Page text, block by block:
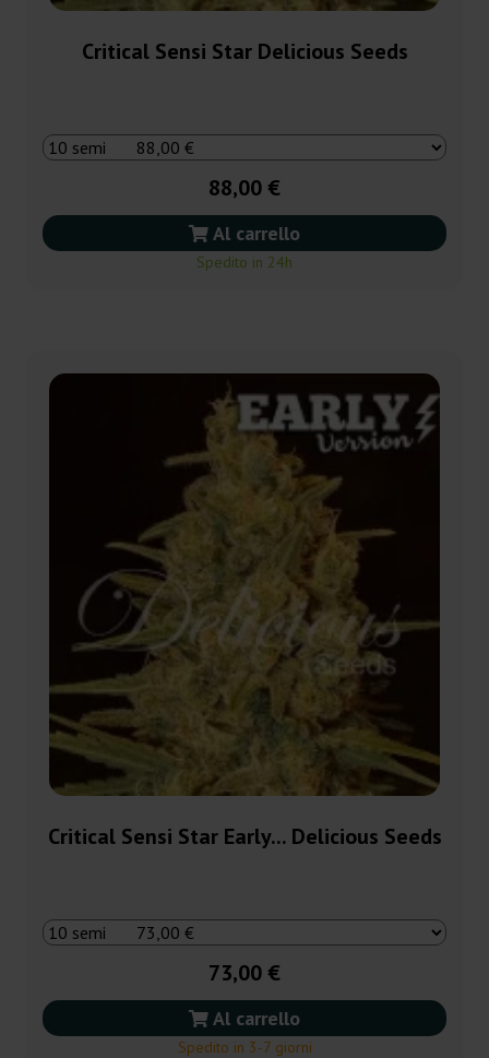
Critical Sensi Star Delicious Seeds
88,00 €
Al carrello
Spedito in 24h
Critical Sensi Star Early... Delicious Seeds
73,00 €
Al carrello
Spedito in 3-7 giorni